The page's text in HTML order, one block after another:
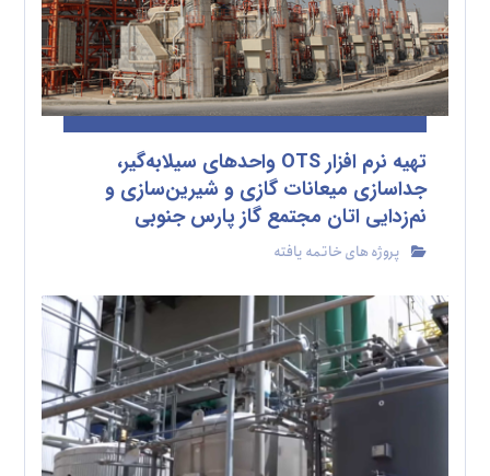
تهیه نرم افزار OTS واحدهای سیلابه‌گیر،
جداسازی میعانات گازی و شیرین‌سازی و
نم‌زدایی اتان مجتمع گاز پارس جنوبی
پروژه های خاتمه یافته